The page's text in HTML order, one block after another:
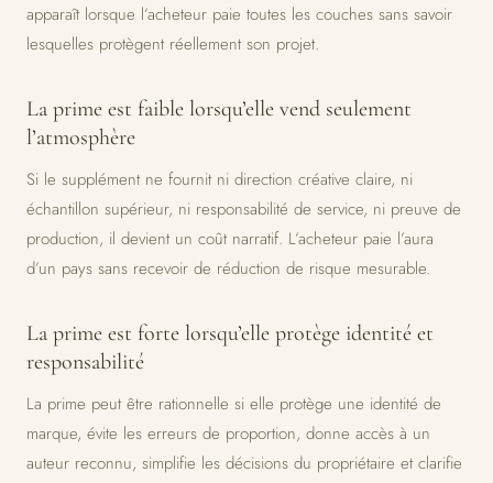
apparaît lorsque l’acheteur paie toutes les couches sans savoir
lesquelles protègent réellement son projet.
La prime est faible lorsqu’elle vend seulement
l’atmosphère
Si le supplément ne fournit ni direction créative claire, ni
échantillon supérieur, ni responsabilité de service, ni preuve de
production, il devient un coût narratif. L’acheteur paie l’aura
d’un pays sans recevoir de réduction de risque mesurable.
La prime est forte lorsqu’elle protège identité et
responsabilité
La prime peut être rationnelle si elle protège une identité de
marque, évite les erreurs de proportion, donne accès à un
auteur reconnu, simplifie les décisions du propriétaire et clarifie